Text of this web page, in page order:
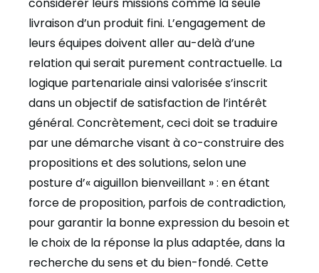
livraison d’un produit fini. L’engagement de
leurs équipes doivent aller au-delà d’une
relation qui serait purement contractuelle. La
logique partenariale ainsi valorisée s’inscrit
dans un objectif de satisfaction de l’intérêt
général. Concrètement, ceci doit se traduire
par une démarche visant à co-construire des
propositions et des solutions, selon une
posture d’« aiguillon bienveillant » : en étant
force de proposition, parfois de contradiction,
pour garantir la bonne expression du besoin et
le choix de la réponse la plus adaptée, dans la
recherche du sens et du bien-fondé. Cette